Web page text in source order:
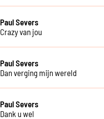
Paul Severs
Crazy van jou
Paul Severs
Dan verging mijn wereld
Paul Severs
Dank u wel